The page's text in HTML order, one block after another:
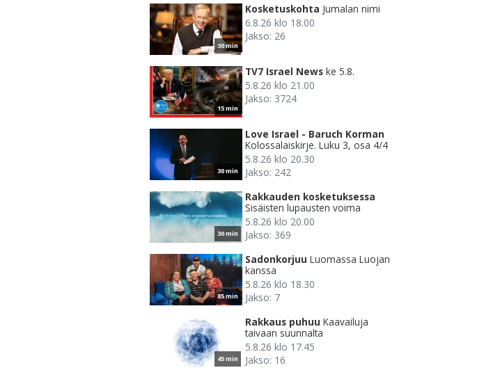
30 min
Kosketuskohta Jumalan nimi
6.8.26 klo 18.00
Jakso: 26
15 min
TV7 Israel News ke 5.8.
5.8.26 klo 21.00
Jakso: 3724
30 min
Love Israel - Baruch Korman
Kolossalaiskirje. Luku 3, osa 4/4
5.8.26 klo 20.30
Jakso: 242
30 min
Rakkauden kosketuksessa
Sisäisten lupausten voima
5.8.26 klo 20.00
Jakso: 369
85 min
Sadonkorjuu Luomassa Luojan
kanssa
5.8.26 klo 18.30
Jakso: 7
45 min
Rakkaus puhuu Kaavailuja
taivaan suunnalta
5.8.26 klo 17.45
Jakso: 16